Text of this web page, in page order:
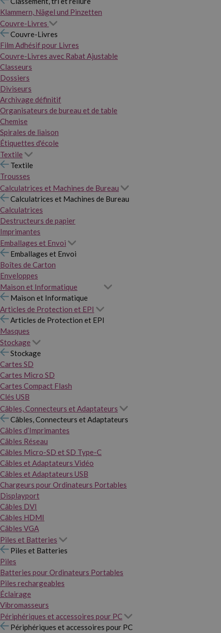
Klammern, Nägel und Pinzetten
Couvre-Livres
Couvre-Livres
Film Adhésif pour Livres
Couvre-Livres avec Rabat Ajustable
Classeurs
Dossiers
Diviseurs
Archivage définitif
Organisateurs de bureau et de table
Chemise
Spirales de liaison
Étiquettes d'école
Textile
Textile
Trousses
Calculatrices et Machines de Bureau
Calculatrices et Machines de Bureau
Calculatrices
Destructeurs de papier
Imprimantes
Emballages et Envoi
Emballages et Envoi
Boîtes de Carton
Enveloppes
Maison et Informatique
Maison et Informatique
Articles de Protection et EPI
Articles de Protection et EPI
Masques
Stockage
Stockage
Cartes SD
Cartes Micro SD
Cartes Compact Flash
Clés USB
Câbles, Connecteurs et Adaptateurs
Câbles, Connecteurs et Adaptateurs
Câbles d’Imprimantes
Câbles Réseau
Câbles Micro-SD et SD Type-C
Câbles et Adaptateurs Vidéo
Câbles et Adaptateurs USB
Chargeurs pour Ordinateurs Portables
Displayport
Câbles DVI
Câbles HDMI
Câbles VGA
Piles et Batteries
Piles et Batteries
Piles
Batteries pour Ordinateurs Portables
Piles rechargeables
Éclairage
Vibromasseurs
Périphériques et accessoires pour PC
Périphériques et accessoires pour PC